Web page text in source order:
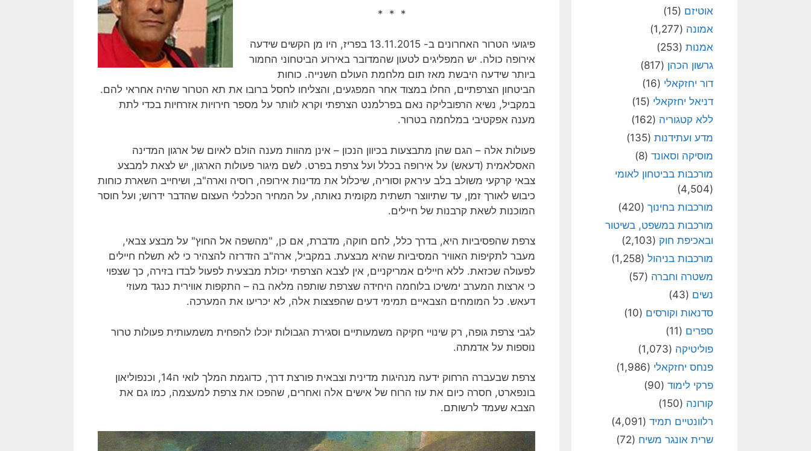
* * *
פיגועי הטרור האחרונים ב- 13.11.2015 בפריז, היו מן הקשים שידעה
אירופה כולה. יש המפליגים לטעון שהמדובר באירוע הביטחוני החמור
ביותר שידעה היבשת מאז תום מלחמת העולם השנייה. כוחות
הביטחון הצרפתיים, החלו במצוד אחר המפגעים, והצליחו לחסל ברובו את תא הטרור שהיה אחראי להם.
במקביל, נשיא הרפובליקה נאם בפרלמנט הצרפתי וקרא לוותר על מספר חירויות אזרחיות בכדי לתת
מענה אפקטיבי במלחמה בטרור.
פעולות אלה – הגם שהן מתבצעות בכיוון הנכון – אינן מהוות מענה הולם לאיום של ארגון המדינה
האסלאמית (דעאש) על אירופה בכלל ועל צרפת בפרט. לשם מיגור פעולות הארגון, יש לצאת למבצע
צבאי קרקעי משולב בלב עיראק וסוריה, שיכלול את מדינות אירופה, רוסיה וארה"ב, ושיחייב השארת כוחות
כיבוש לאורך זמן, עד שתיווצר תשתית מקומית נאותה, על המחיר הכלכלי העצום שהדבר ידרוש; ועל חוסר
המוכנות לשאת קרבנות של חיילים.
צרפת שהפסיביות היא, בדרך כלל, לחם חוקה, מדברת, אם כן, "מהשפה אל החוץ" על מבצע צבאי,
מעבר לתקיפות האוויר המסיביות שהיא מבצעת. במקביל, ארה"ב הזדרזה להצהיר כי לא תשלח חיילים
לפעולה שכזאת. ללא חיילים אמריקניים, אין לצבא הצרפתי יכולת מבצעית לפעול לבדו בזירה, כך שצפוי
כי ארצות המערב ימשיכו בלוחמה היחידה שצרפת שותפה מלאה בה – התקפות אווירית כנגד מעוזי
דעאש. כל המומחים הצבאיים תמימי דעים שהפצצות אלה, לא יכריעו את המערכה.
לגבי צרפת גופה, רק שינויי חקיקה משמעותיים וסגירת הגבולות יוכלו להפחית משמעותית פעולות טרור
נוספות על אדמתה.
צרפת שבעברה הרחוק ידעה מנהיגות מדינית וצבאית פורצת דרך, כדוגמת המלך לואי ה14, וכנפוליאון
בונפארט, חסרה כיום את עוז הרוח של אישים אלה ואחרים, שהפכו את צרפת למעצמה, כמו גם את
הצבא שעמד לרשותם.
אוטיזם (15)
אמונה (1,277)
אמנות (253)
גרשון הכהן (817)
דור יחזקאלי (16)
דניאל יחזקאלי (15)
ללא קטגוריה (162)
מדע ועתידנות (135)
מוסיקה וסאונד (8)
מורכבות בביטחון לאומי
(4,504)
מורכבות בחינוך (420)
מורכבות במשפט, בשיטור
ובאכיפת חוק (2,103)
מורכבות בניהול (1,258)
משטרה וחברה (57)
נשים (43)
סדנאות וקורסים (10)
ספרים (11)
פוליטיקה (1,073)
פנחס יחזקאלי (1,986)
פרקי לימוד (90)
קורונה (150)
רלוונטיים תמיד (4,091)
שרית אונגר משיח (72)